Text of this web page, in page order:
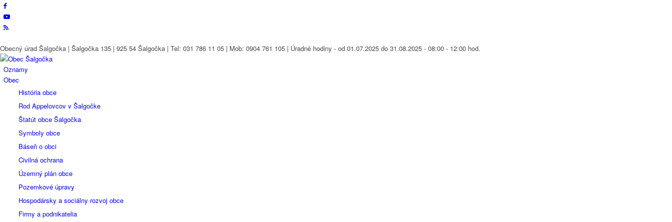
Obecný úrad Šalgočka | Šalgočka 135 | 925 54 Šalgočka | Tel: 031 786 11 05 | Mob: 0904 761 105 | Úradné hodiny - od 01.07.2025 do 31.08.2025 - 08:00 - 12:00 hod.
Oznamy
Obec
História obce
Rod Appelovcov v Šalgočke
Štatút obce Šalgočka
Symboly obce
Báseň o obci
Civilná ochrana
Územný plán obce
Pozemkové úpravy
Hospodársky a sociálny rozvoj obce
Firmy a podnikatelia